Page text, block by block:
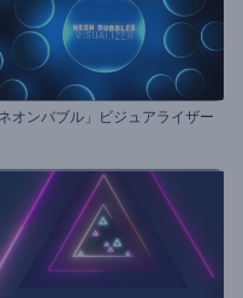
ネオンバブル」ビジュアライザー